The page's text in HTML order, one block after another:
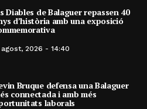
Diables de Balaguer repassen 40
d’història amb una exposició
agost, 2026 - 14:40
Bruque defensa una Balaguer
connectada i amb més
laborals